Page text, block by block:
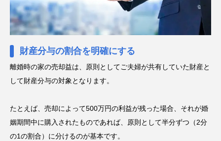
財産分与の割合を明確にする
離婚時の家の売却益は、原則としてご夫婦が共有していた財産と
して財産分与の対象となります。
たとえば、売却によって500万円の利益が残った場合、それが婚
姻期間中に購入されたものであれば、原則として半分ずつ（2分
の1の割合）に分けるのが基本です。